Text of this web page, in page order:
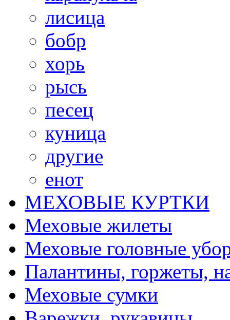
лисица
бобр
хорь
рысь
песец
куница
другие
енот
МЕХОВЫЕ КУРТКИ
Меховые жилеты
Меховые головные
Палантины, горжеты,
Меховые сумки